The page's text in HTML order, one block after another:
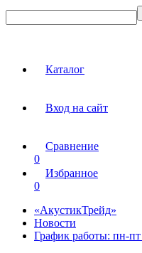
Каталог
Вход на сайт
Сравнение
0
Избранное
0
«АкустикТрейд»
Новости
График работы: пн-